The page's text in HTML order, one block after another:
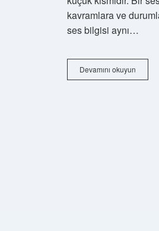
kavramlara ve
ses bilgisi aynı…
Devamını okuyun
De